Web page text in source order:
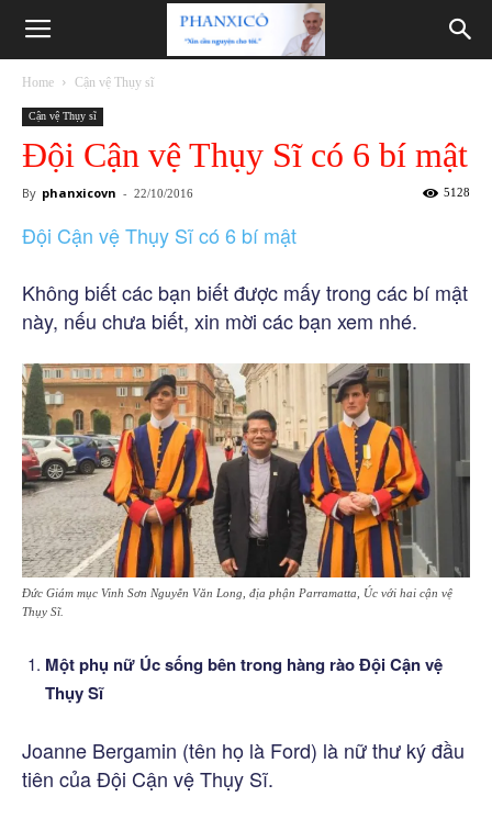
Phanxicô
Home Cận vệ Thụy sĩ
Cận vệ Thụy sĩ
Đội Cận vệ Thụy Sĩ có 6 bí mật
By phanxicovn - 22/10/2016 5128
Đội Cận vệ Thụy Sĩ có 6 bí mật
Không biết các bạn biết được mấy trong các bí mật
này, nếu chưa biết, xin mời các bạn xem nhé.
Đức Giám mục Vinh Sơn Nguyễn Văn Long, địa phận Parramatta, Úc với hai cận vệ
Thụy Sĩ.
Một phụ nữ Úc sống bên trong hàng rào Đội Cận vệ
Thụy Sĩ
Joanne Bergamin (tên họ là Ford) là nữ thư ký đầu
tiên của Đội Cận vệ Thụy Sĩ.